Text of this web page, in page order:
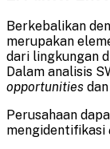
Berkebalikan
merupakan
dari lingkungan
Dalam analisis
opportunities dan
Perusahaan
mengidentifikasi